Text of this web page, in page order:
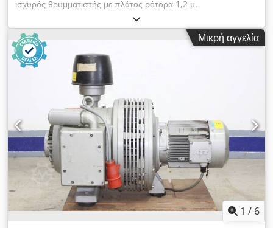
ισχυρός θρυμματιστής με πλάτος ρότορα 1,2 μ.
Chedoxwwvuepfx Ablsa μεγάλη διάμετρος ρότορα 368 mm με
64 μαχαίρια 37 kW κινητήρας Κινητήρας και κιβώτιο ταχυτήτων
ανανεώθηκαν πριν 6 χρόνια
Μικρή αγγελία
1 / 6